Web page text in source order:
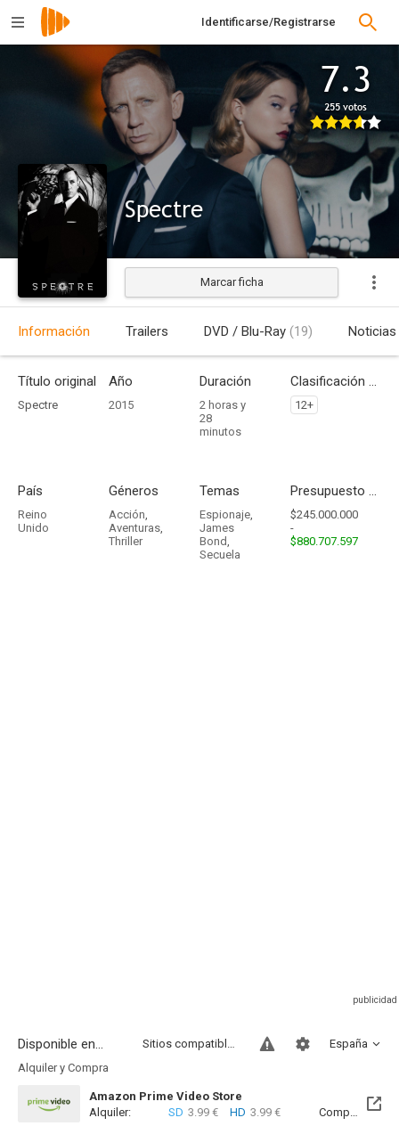
Identificarse/Registrarse
7.3
255 votos
Spectre
Estrenada
Marcar ficha
Información Trailers DVD / Blu-Ray (19) Noticias
Título original
Spectre
Año
2015
Duración
2 horas y
28
minutos
Clasificación por edades
12+
País
Reino
Unido
Géneros
Acción,
Aventuras,
Thriller
Temas
Espionaje,
James
Bond,
Secuela
Presupuesto - Ingresos
$245.000.000
-
$880.707.597
Disponible en... España
Sitios compatibles
Alquiler y Compra
Amazon Prime Video Store
Alquiler:
SD 3.99 € HD 3.99 € Compra: SD